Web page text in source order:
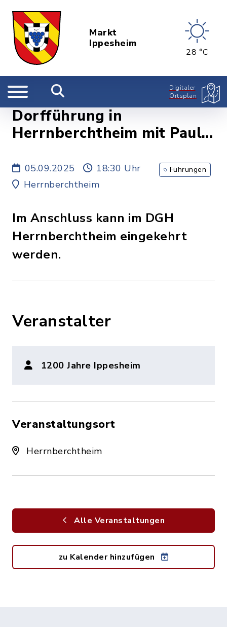
Markt
Ippesheim
28 °C
Digitaler
Ortsplan
Dorfführung in
Herrnberchtheim mit Paul
Zobel,
Dorfgemeinschaftshaus
05.09.2025
18:30 Uhr
Herrnberchtheim
Führungen
Im Anschluss kann im DGH
Herrnberchtheim eingekehrt
werden.
Veranstalter
1200 Jahre Ippesheim
Veranstaltungsort
Herrnberchtheim
Alle Veranstaltungen
zu Kalender hinzufügen